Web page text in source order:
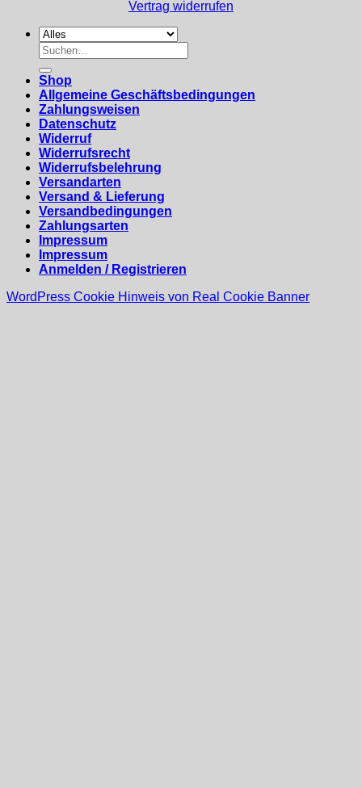
Vertrag widerrufen
Suchen
nach:
Shop
Allgemeine Geschäftsbedingungen
Zahlungsweisen
Datenschutz
Widerruf
Widerrufsrecht
Widerrufsbelehrung
Versandarten
Versand & Lieferung
Versandbedingungen
Zahlungsarten
Impressum
Impressum
Anmelden / Registrieren
WordPress Cookie Hinweis von Real Cookie Banner